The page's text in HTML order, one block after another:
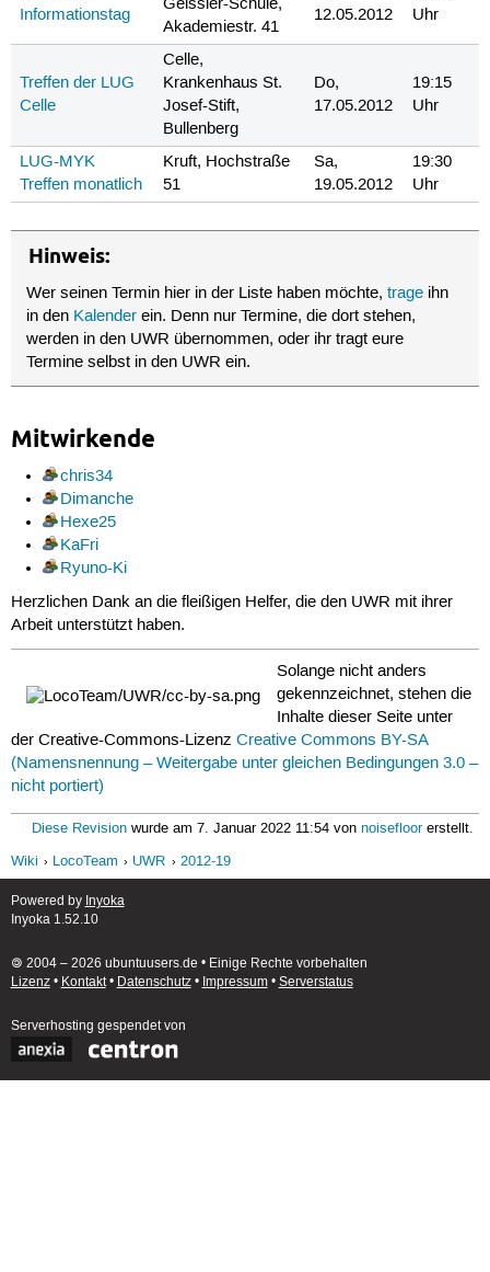
Informationstag
Geissler-Schule,
Akademiestr. 41
12.05.2012
Uhr
Treffen der LUG
Celle
Celle,
Krankenhaus St.
Josef-Stift,
Bullenberg
Do,
17.05.2012
19:15
Uhr
LUG-MYK
Treffen monatlich
Kruft, Hochstraße
51
Sa,
19.05.2012
19:30
Uhr
Hinweis:
Wer seinen Termin hier in der Liste haben möchte,trage ihn
in den Kalender ein. Denn nur Termine, die dort stehen,
werden in den UWR übernommen, oder ihr tragt eure
Termine selbst in den UWR ein.
Mitwirkende
chris34
Dimanche
Hexe25
KaFri
Ryuno-Ki
Herzlichen Dank an die fleißigen Helfer, die den UWR mit ihrer
Arbeit unterstützt haben.
Solange nicht anders
gekennzeichnet, stehen die
Inhalte dieser Seite unter
der Creative-Commons-Lizenz Creative Commons BY-SA
(Namensnennung – Weitergabe unter gleichen Bedingungen 3.0 –
nicht portiert)
Diese Revision wurde am 7. Januar 2022 11:54 vonnoisefloorerstellt.
Wiki
LocoTeam UWR 2012-19
Powered by Inyoka
Inyoka 1.52.10
🄯 2004 – 2026 ubuntuusers.de • Einige Rechte vorbehalten
Lizenz• Kontakt• Datenschutz• Impressum• Serverstatus
Serverhosting gespendet von